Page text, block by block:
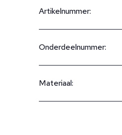
Artikelnummer:
Onderdeelnummer:
Materiaal: